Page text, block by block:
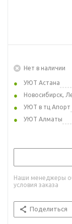
Нет в наличии
УЮТ Астана
Новосибирск,
УЮТ в тц Апорт
УЮТ Алматы
Наши менеджеры
условия заказа
Поделиться